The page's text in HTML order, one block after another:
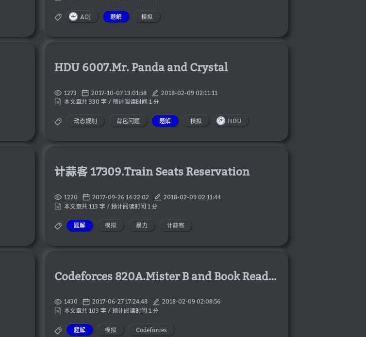
AOJ 题解 模拟
HDU 6007.Mr. Panda and Crystal
1273 2017-10-07 13:01:58
2018-02-09 02:11:11
本文章共 330 字 / 预计阅读时间 1 分
动态规划 背包问题 题解 模拟 HDU
计蒜客 17309.Train Seats Reservation
1220 2017-09-26 14:22:02
2018-02-09 02:11:44
本文章共 113 字 / 预计阅读时间 1 分
题解 模拟 暴力 计蒜客
Codeforces 820A.Mister B and Book Reading
1430 2017-06-27 17:24:48
2018-02-09 02:08:56
本文章共 103 字 / 预计阅读时间 1 分
题解 模拟 Codeforces